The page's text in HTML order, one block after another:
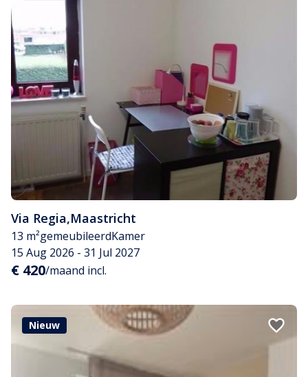
Via Regia,Maastricht
13 m²gemeubileerdKamer
15 Aug 2026 - 31 Jul 2027
€ 420/maand incl.
Nieuw